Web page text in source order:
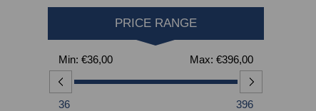
PRICE RANGE
Min: €36,00 Max: €396,00
36 396